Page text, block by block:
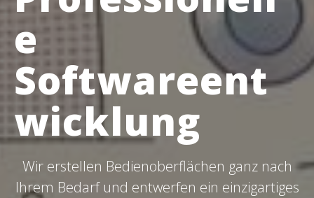
e
Softwareent
wicklung
Wir erstellen Bedienoberflächen ganz nach
Ihrem Bedarf und entwerfen ein einzigartiges